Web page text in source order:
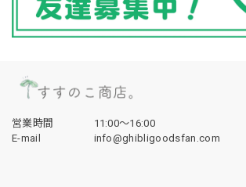
営業時間
11:00〜16:00
E-mail
info@ghibligoodsfan.com